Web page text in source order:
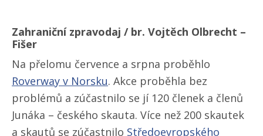
Zahraniční zpravodaj / br. Vojtěch Olbrecht –
Fišer
Na přelomu července a srpna proběhlo
Roverway v Norsku. Akce proběhla bez
problémů a zúčastnilo se jí 120 členek a členů
Junáka – českého skauta. Více než 200 skautek
a skautů se zúčastnilo Středoevropského